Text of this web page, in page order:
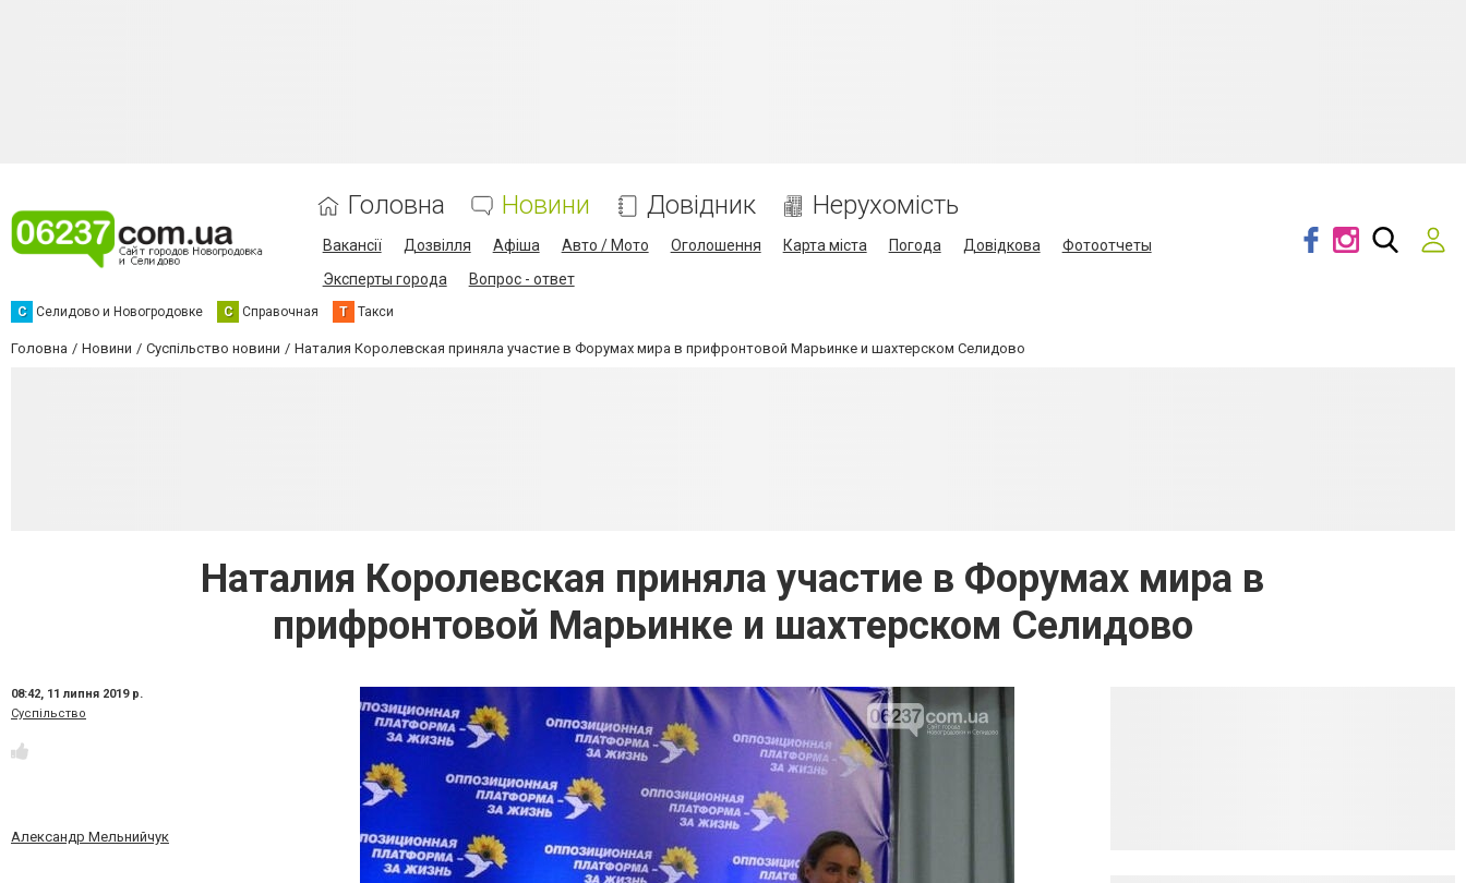
Головна Новини Довідник Нерухомість
Вакансії Дозвілля Афіша Авто / Мото Оголошення Карта міста Погода Довідкова
Фотоотчеты
Эксперты города
Вопрос - ответ
С Селидово и Новогродовке С Справочная Т Такси
Головна Новини Суспільство новини Наталия Королевская приняла участие в Форумах мира в прифронтовой Марьинке и шахтерском Селидово
Наталия Королевская приняла участие в Форумах мира в
прифронтовой Марьинке и шахтерском Селидово
08:42, 11 липня 2019 р.
Суспільство
Александр Мельнийчук